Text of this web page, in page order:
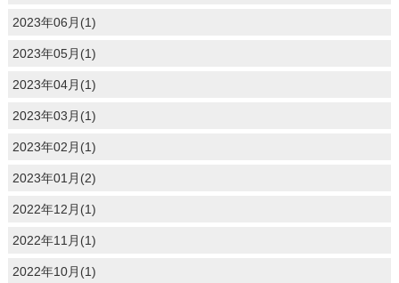
2023年06月(1)
2023年05月(1)
2023年04月(1)
2023年03月(1)
2023年02月(1)
2023年01月(2)
2022年12月(1)
2022年11月(1)
2022年10月(1)